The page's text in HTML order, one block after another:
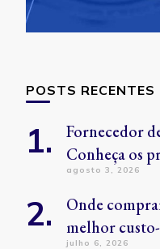
POSTS RECENTES
Fornecedor
Conheça os
agosto 3, 2026
Onde
melhor
julho 6, 2026